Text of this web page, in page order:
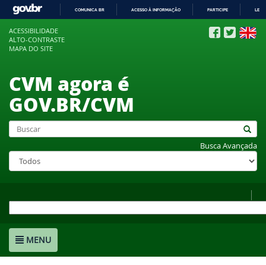
COMUNICA BR ACESSO À INFORMAÇÃO PARTICIPE
ACESSIBILIDADE
ALTO-CONTRASTE
MAPA DO SITE
CVM agora é
GOV.BR/CVM
Busca Avançada
MENU